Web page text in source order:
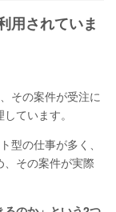
用されていま
その案件が受注に
ています。
型の仕事が多く、
その案件が実際